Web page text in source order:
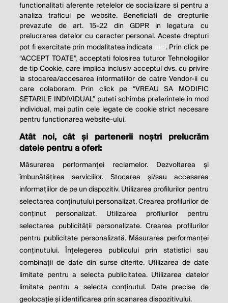
THE SOCIAL RESPONSIBILITY OF
BUSINESS IS TO INCREASE ITS
PROFITS.
Milton Friedman
© 2026 Profit.ro. Toate drepturile rezervate.
Dezvoltat de1616.ro
Contact Publicitate
Politica de cookie Politica de
confidențialitate
Setări cookies
este parte a
functionalitati aferente retelelor de socializare si pentru a
analiza traficul pe website. Beneficiati de drepturile
prevazute de art. 15-22 din GDPR in legatura cu
prelucrarea datelor cu caracter personal. Aceste drepturi
pot fi exercitate prin modalitatea indicata aici. Prin click pe
“ACCEPT TOATE”, acceptati folosirea tuturor Tehnologiilor
de tip Cookie, care implica inclusiv acceptul dvs. cu privire
la stocarea/accesarea informatiilor de catre Vendor-ii cu
care colaboram. Prin click pe “VREAU SA MODIFIC
SETARILE INDIVIDUAL” puteti schimba preferintele in mod
individual, mai putin cele legate de cookie strict necesare
pentru functionarea website-ului.
Atât noi, cât și partenerii noștri prelucrăm
datele pentru a oferi:
Măsurarea performanței reclamelor. Dezvoltarea și
îmbunătățirea serviciilor. Stocarea și/sau accesarea
informațiilor de pe un dispozitiv. Utilizarea profilurilor pentru
selectarea conținutului personalizat. Crearea profilurilor de
conținut personalizat. Utilizarea profilurilor pentru
selectarea publicității personalizate. Crearea profilurilor
pentru publicitate personalizată. Măsurarea performanței
conținutului. Înțelegerea publicului prin statistici sau
combinații de date din surse diferite. Utilizarea de date
limitate pentru a selecta publicitatea. Utilizarea datelor
limitate pentru a selecta conținutul. Date precise de
geolocație și identificarea prin scanarea dispozitivului.